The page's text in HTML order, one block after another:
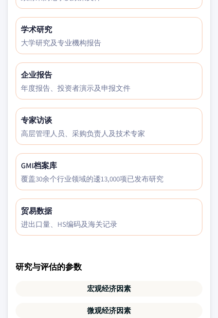
学术研究
大学研究及专业機构报告
企业报告
年度报告、投资者演示及申报文件
专家访谈
高层管理人员、采购负责人及技术专家
GMI档案库
覆盖30余个行业领域的逶13,000项已发布研究
贸易数据
进出口量、HS编码及海关记录
研究与评估的参数
宏观经济因素
微观经济因素